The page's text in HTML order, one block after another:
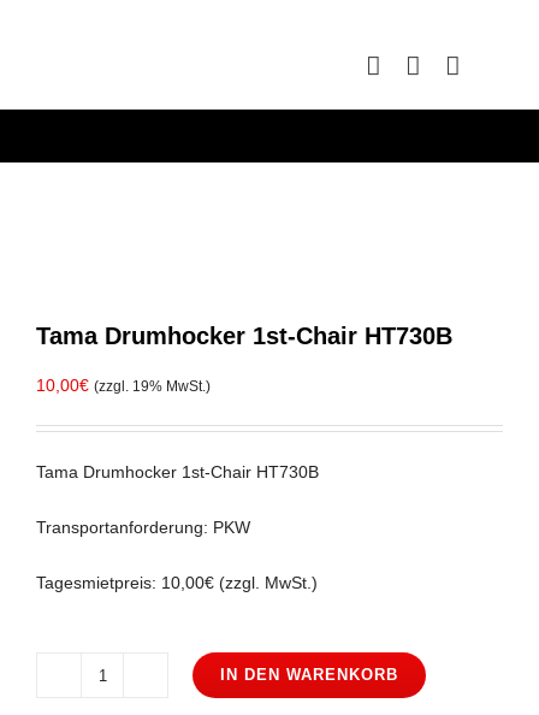
Tama Drumhocker 1st-Chair HT730B
10,00€ (zzgl. 19% MwSt.)
Tama Drumhocker 1st-Chair HT730B
Transportanforderung: PKW
Tagesmietpreis: 10,00€ (zzgl. MwSt.)
IN DEN WARENKORB